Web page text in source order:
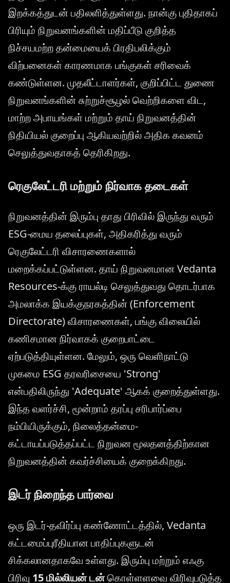
இறக்கத்துடன் பதிலளித்துள்ளது. நான்கு புதிதாகப்
பிரியும் நிறுவனங்களின் மதிப்பீடு குறித்த
நிச்சயமற்ற தன்மையைக் பிரதிபலிக்கும்
விற்பனைகள் காரணமாக பங்குகள் சரிவைக்
கண்டுள்ளன. முதலீட்டாளர்கள், குறிப்பிட்ட துணை
நிறுவனங்களின் சுற்றுச்சூழல் வெற்றிகளை விட,
மாற்ற அபாயங்கள் மற்றும் தாய் நிறுவனத்தின்
நிதியியல் குறைப்பு ஆகியவற்றில் அதிக கவனம்
செலுத்துவதாகத் தெரிகிறது.
ரெகுலேட்டரி மற்றும் நிர்வாக தடைகள்
நிறுவனத்தின் இரும்பு தாது பிரிவில் இருந்து வரும்
ESG-மைய தலைப்புகள், அதிகரித்து வரும்
ரெகுலேட்டரி விசாரணைகளால்
மறைக்கப்பட்டுள்ளன. தாய் நிறுவனமான Vedanta
Resources-க்கு ராயல்டி செலுத்துவது தொடர்பாக
அமலாக்க இயக்குநரகத்தின் (Enforcement
Directorate) விசாரணைகள், பங்கு விலையில்
கணிசமான நிர்வாகக் குறைபாட்டை
ஏற்படுத்தியுள்ளன. மேலும், ஒரு வெளிநாட்டு
முகமை ESG தரவரிசையை 'Strong'
என்பதிலிருந்து 'Adequate' ஆகக் குறைத்துள்ளது.
இந்த வளர்ச்சி, மூன்றாம் தரப்பு சரிபார்ப்பை
நம்பியிருக்கும், நிலைத்தன்மை-
கட்டாயப்படுத்தப்பட்ட நிறுவன மூலதனத்திற்கான
நிறுவனத்தின் கவர்ச்சியைக் குறைக்கிறது.
இடர் நிறைந்த பார்வை
ஒரு இடர்-தவிர்ப்பு கண்ணோட்டத்தில், Vedanta
கட்டமைப்புரீதியான பாதிப்புகளுடன்
சிக்கலானதாகவே உள்ளது. இரும்பு மற்றும் எஃகு
பிரிவு 15 மில்லியன் டன்கொள்ளளவை விரிவுபடுத்த